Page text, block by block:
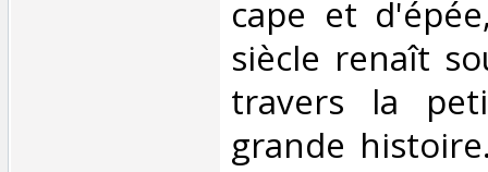
cape et
siècle renaît
travers la
grande